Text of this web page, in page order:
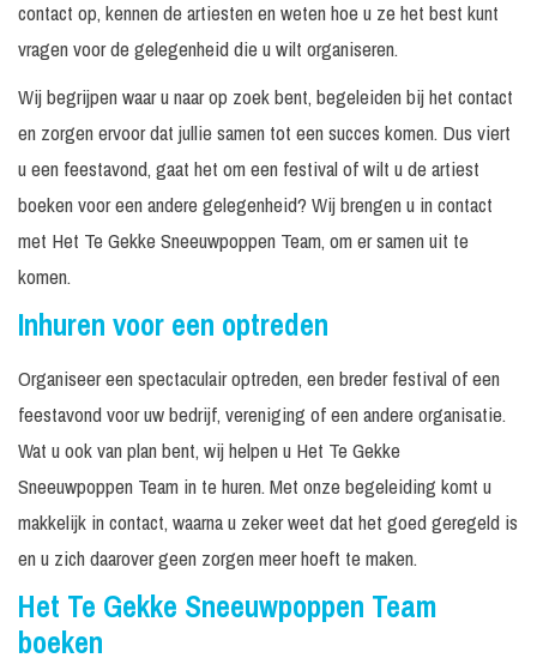
contact op, kennen de artiesten en weten hoe u ze het best kunt
vragen voor de gelegenheid die u wilt organiseren.
Wij begrijpen waar u naar op zoek bent, begeleiden bij het contact
en zorgen ervoor dat jullie samen tot een succes komen. Dus viert
u een feestavond, gaat het om een festival of wilt u de artiest
boeken voor een andere gelegenheid? Wij brengen u in contact
met Het Te Gekke Sneeuwpoppen Team, om er samen uit te
komen.
Inhuren voor een optreden
Organiseer een spectaculair optreden, een breder festival of een
feestavond voor uw bedrijf, vereniging of een andere organisatie.
Wat u ook van plan bent, wij helpen u Het Te Gekke
Sneeuwpoppen Team in te huren. Met onze begeleiding komt u
makkelijk in contact, waarna u zeker weet dat het goed geregeld is
en u zich daarover geen zorgen meer hoeft te maken.
Het Te Gekke Sneeuwpoppen Team
boeken